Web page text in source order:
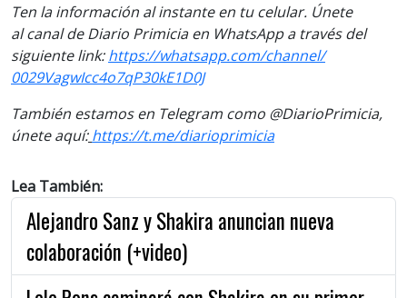
Ten la información al instante en tu celular. Únete
alcanalde Diario Primicia en WhatsApp a través del
siguientelink:https://whatsapp.com/channel/
0029VagwIcc4o7qP30kE1D0J
También estamos en Telegram como @DiarioPrimicia,
únete aquí: https://t.me/diarioprimicia
Lea También:
Alejandro Sanz y Shakira anuncian nueva
colaboración (+video)